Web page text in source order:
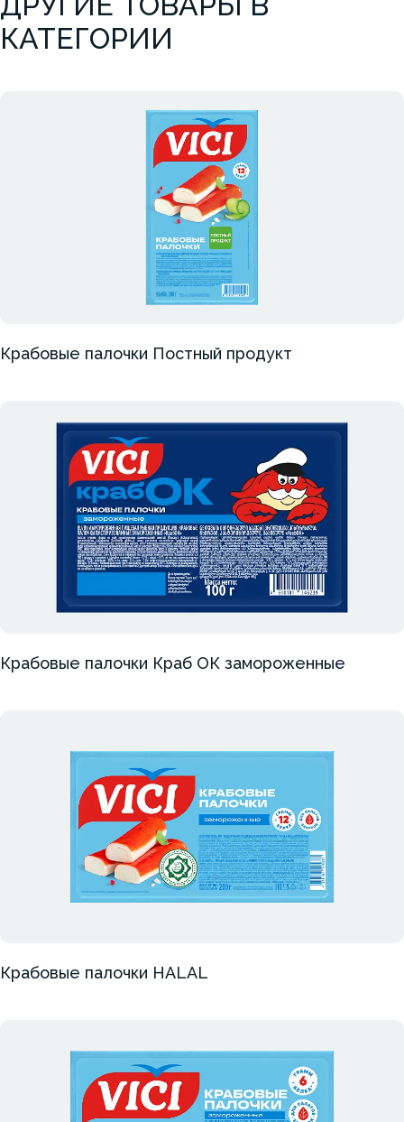
КАТЕГОРИИ
Крабовые палочки Постный продукт
Крабовые палочки Краб ОК замороженные
Крабовые палочки HALAL